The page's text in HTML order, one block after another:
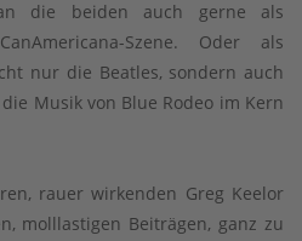
die beiden auch gerne als
Szene. Oder als
nur die Beatles, sondern auch
Musik von Blue Rodeo im Kern
rauer wirkenden Greg Keelor
molllastigen Beiträgen, ganz zu